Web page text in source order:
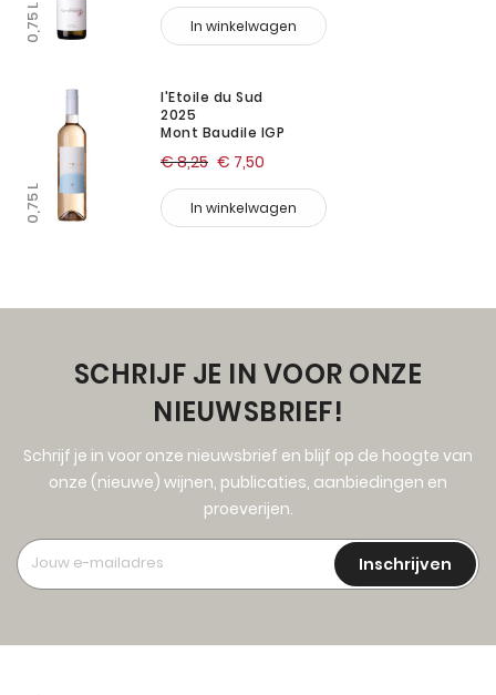
0,75 L In winkelwagen
0,75 L
l'Etoile du Sud
2025
Mont Baudile IGP
€ 7,50
€ 8,25
In winkelwagen
SCHRIJF JE IN VOOR ONZE
NIEUWSBRIEF!
Schrijf je in voor onze nieuwsbrief en blijf op de hoogte van
onze (nieuwe) wijnen, publicaties, aanbiedingen en
proeverijen.
Inschrijven